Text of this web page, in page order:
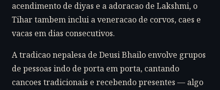
acendimento de diyas e a adoracao de Lakshmi, o
Tihar tambem inclui a veneracao de corvos, caes e
vacas em dias consecutivos.
A tradicao nepalesa de Deusi Bhailo envolve grupos
de pessoas indo de porta em porta, cantando
cancoes tradicionais e recebendo presentes — algo